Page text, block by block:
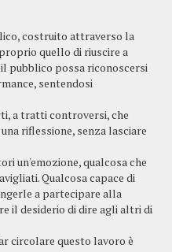
costruito attraverso la
quello di riuscire a
pubblico possa riconoscersi
sentendosi
a tratti controversi, che
riflessione, senza lasciare
un'emozione, qualcosa che
Qualcosa capace di
a partecipare alla
il desiderio di dire agli altri di
circolare questo lavoro è